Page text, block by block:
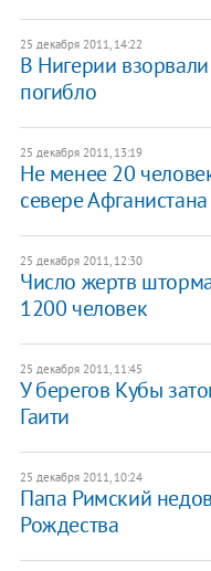
25 декабря 2011, 14:22
В Нигерии
погибло
25 декабря 2011, 13:19
Не менее 20
севере Афганистана
25 декабря 2011, 12:30
Число жертв
1200 человек
25 декабря 2011, 11:45
У берегов Кубы
Гаити
25 декабря 2011, 10:24
Папа Римский
Рождества